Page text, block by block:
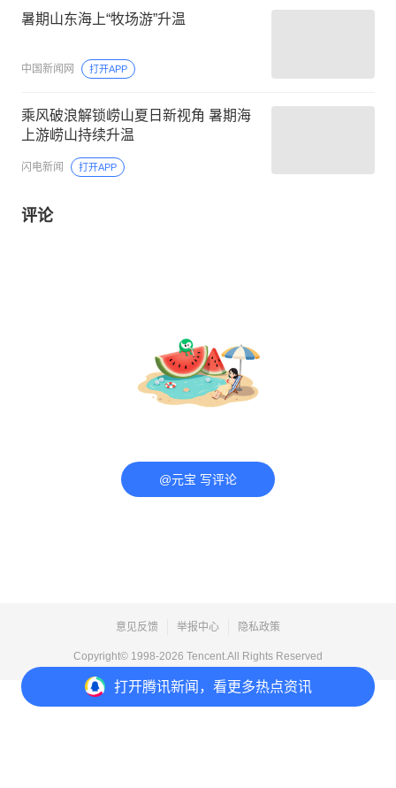
打开腾讯新闻，看更多热点资讯
暑期山东海上“牧场游”升温
中国新闻网 打开APP
乘风破浪解锁崂山夏日新视角 暑期海
上游崂山持续升温
闪电新闻 打开APP
评论
@元宝 写评论
意见反馈 举报中心 隐私政策
Copyright© 1998-2026 Tencent.All Rights Reserved